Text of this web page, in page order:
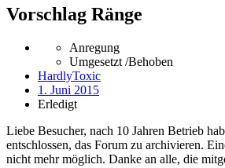
Vorschlag Ränge
Anregung
Umgesetzt /Behoben
HardlyToxic
1. Juni 2015
Erledigt
Liebe Besucher, nach 10 Jahren Betrieb
entschlossen, das Forum zu archivieren.
nicht mehr möglich. Danke an alle, die